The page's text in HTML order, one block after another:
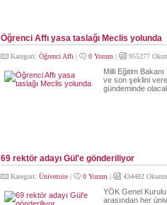
Öğrenci Affı yasa taslağı Meclis yolunda
Kategori: Öğrenci Affı | 0 Yorum | 955277
Milli Eğitim
ve son şeklini
gündeminde
69 rektör adayı Gül'e gönderiliyor
Kategori: Üniversite| 0 Yorum | 434482
YÖK Genel
arasından her